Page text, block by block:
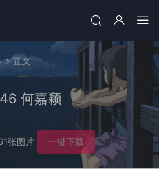
正文
何嘉颖
张图片 一键下载